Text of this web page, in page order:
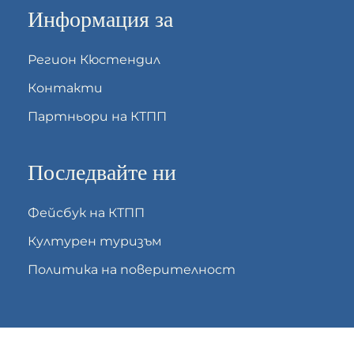
Информация за
Регион Кюстендил
Контакти
Партньори на КТПП
Последвайте ни
Фейсбук на КТПП
Културен туризъм
Политика на поверителност